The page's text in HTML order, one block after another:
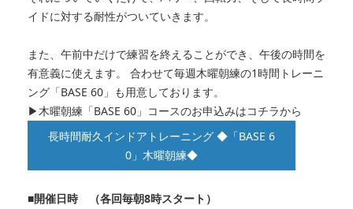
イドに対する耐性がついていきます。
また、午前中だけで練習を終えることができ、午後の時間を
有意義に使えます。 合わせて毎週木曜朝練の1時間トレーニ
ング「BASE 60」も用意しております。
▶木曜朝練「BASE 60」コースのお申込みはコチラから
長時間耐久インドアトレーニング ◆「BASE 6
0」木曜朝練◆
■開催日時 （各回毎朝8時スタート）